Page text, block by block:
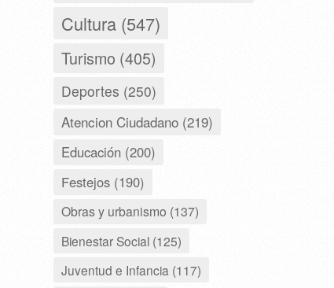
Cultura (547)
Turismo (405)
Deportes (250)
Atencion Ciudadano (219)
Educación (200)
Festejos (190)
Obras y urbanismo (137)
Bienestar Social (125)
Juventud e Infancia (117)